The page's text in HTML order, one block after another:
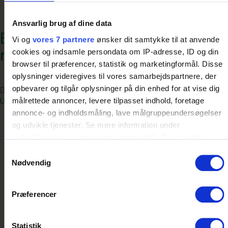
Ansvarlig brug af dine data
Vi og vores 7 partnere ønsker dit samtykke til at anvende
cookies og indsamle persondata om IP-adresse, ID og din
browser til præferencer, statistik og marketingformål. Disse
oplysninger videregives til vores samarbejdspartnere, der
opbevarer og tilgår oplysninger på din enhed for at vise dig
målrettede annoncer, levere tilpasset indhold, foretage
annonce- og indholdsmåling, lave målgruppeundersøgelser
og udvikle tjenester. Se mere information under
vores "Cookiedeklaration", eller ved at trykke på "Privacy
Dine valg anvendes på hele websitet.
Vi bruger cookies til at tilpasse vores indhold og annoncer,
Nødvendig
Præferencer
Statistik
Bygget af naturens bedste
materialer
Skrevetmaj 18, 2017 afistrategi&
kategoriseret under
Uncategorized.
er der nok af, og Den Lille Legepladsfabrik er sat i
rundt, holde i mange år, det skal bygges af dygtige